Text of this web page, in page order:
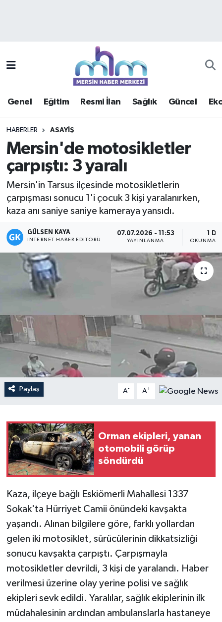
Genel Eğitim Resmi İlan Sağlık Güncel
HABERLER ASAYIŞ
Mersin'de motosikletler
çarpıştı: 3 yaralı
Mersin'in Tarsus ilçesinde motosikletlerin
çarpışması sonucu 1'i çocuk 3 kişi yaralanırken,
kaza anı saniye saniye kameraya yansıdı.
GÜLSEN KAYA
İNTERNET HABER EDITÖRÜ
07.07.2026 - 11:53
YAYINLANMA
1 DK
OKUNMA
Paylaş A- A+
Orman ekipleri, yanan
otomobili görüp
söndürdü
Kaza, ilçeye bağlı Eskiömerli Mahallesi 1337
Sokak'ta Hürriyet Camii önündeki kavşakta
yaşandı. Alınan bilgilere göre, farklı yollardan
gelen iki motosiklet, sürücülerinin dikkatsizliği
sonucu kavşakta çarpıştı. Çarpışmayla
motosikletler devrildi, 3 kişi de yaralandı. Haber
verilmesi üzerine olay yerine polisi ve sağlık
ekipleri sevk edildi. Yaralılar, sağlık ekiplerinin ilk
müdahalesinin ardından ambulanslarla hastaneye
Güncel
Haberde insan
Kültür - Sanat
Magazin
Mersin
Mersin Tarihi
Özel Haber
Politika
Resmi İlan
Sağlık
Sürmanşet
Teknoloji
Yaşam
Mersin Trafik Yoğunluk Haritası
Süper Lig Puan Durumu ve Fikstür
Haber Arşivi